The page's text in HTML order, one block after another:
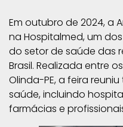
Em outubro de 2024, a
na Hospitalmed, um
do setor de saúde das
Brasil. Realizada entre
Olinda-PE, a feira
saúde, incluindo
farmácias e